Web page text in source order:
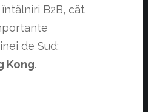
B2B, cât
de Sud:
Kong.